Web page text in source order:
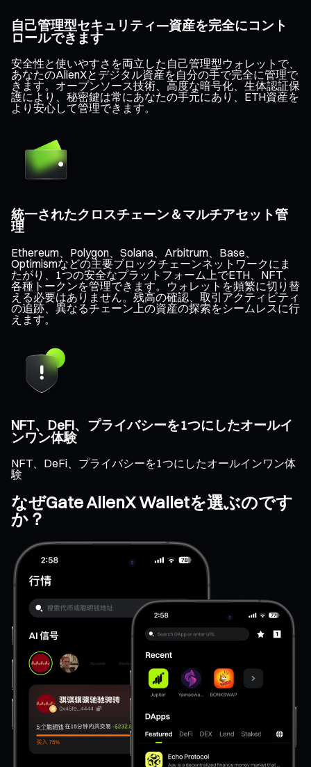
自己管理型セキュリティ—資産を完全にコント
ロールできます
安全性と使いやすさを両立した自己管理型ウォレットで、
あなたのAlienXとデジタル資産を自分の手で完全に管理で
きます。オープンソース技術、高度な暗号化、生体認証保
護により、秘密鍵は常にあなたの手元にあり、ETH資産を
より安心して管理できます。
統一されたクロスチェーン＆マルチアセット管
理
Ethereum、Polygon、Solana、Arbitrum、Base、
Optimismなどの主要ブロックチェーンネットワークにま
たがり、1つの安全なプラットフォーム上でETH、NFT、
各種トークンを管理できます。ウォレットを頻繁に切り替
える必要はありません。残高の確認、取引アクティビティ
の追跡、異なるチェーン上の資産の探索をシームレスに行
えます。
NFT、DeFi、プライバシーを1つにしたオールイ
ンワン体験
NFT、DeFi、プライバシーを1つにしたオールインワン体
験
なぜGate AlienX Walletを選ぶのです
か？